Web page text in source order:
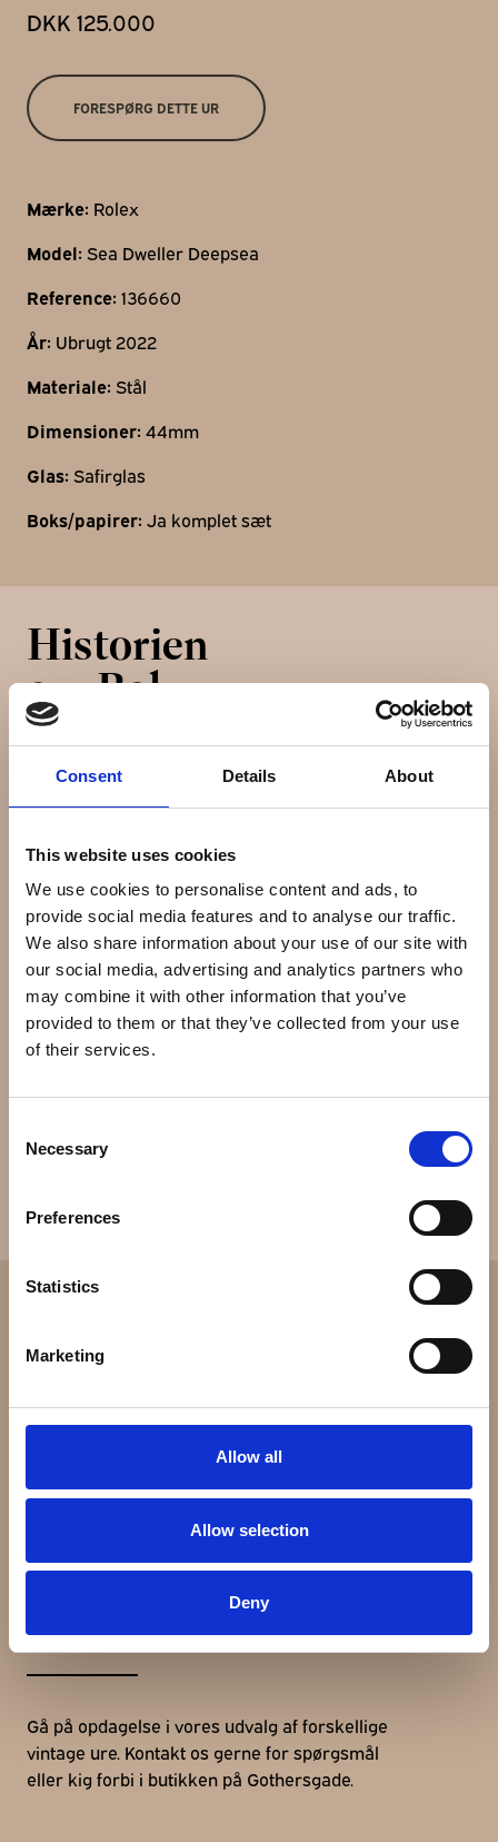
Consent Details About
This website uses cookies
We use cookies to personalise content and ads, to
provide social media features and to analyse our traffic.
We also share information about your use of our site with
our social media, advertising and analytics partners who
may combine it with other information that you’ve
provided to them or that they’ve collected from your use
of their services.
Selection
Necessary
Preferences
Statistics
Marketing
Allow all
Allow selection
Deny
Gothersgade 31
+45 29 29 99 46
per@franzj.com
DKK 125.000
FORESPØRG DETTE UR
Mærke: Rolex
Model: Sea Dweller Deepsea
Reference: 136660
År: Ubrugt 2022
Materiale: Stål
Dimensioner: 44mm
Glas: Safirglas
Boks/papirer: Ja komplet sæt
Historien
om Rolex
Rolex SA og dets datterselskab Montres Tudor SA er
en virksomhed der designer og producerer luksusure.
London, England i 1905. I 1919 flyttede Wilsdorf og Davis
virksomheden til Geneve, Schweiz.
Magasinet Bloomberg Businessweek rangerede Rolex
som nummer 71 på listen over verdens top 100 globale
varemærker i år 2007. Rolex er den største
enkeltproducent af luksusure med en produktion af
omkring 812.000 om året. Den estimerede omsætning i
Udforsk andre ure
Gå på opdagelse i vores udvalg af forskellige
vintage ure. Kontakt os gerne for spørgsmål
eller kig forbi i butikken på Gothersgade.